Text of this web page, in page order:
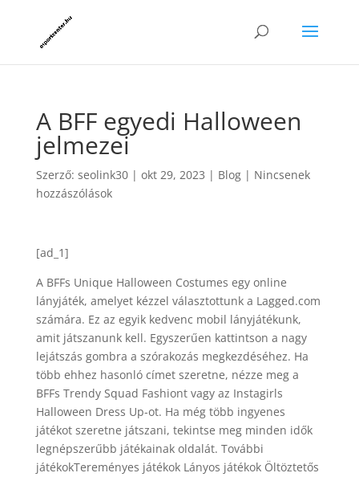
A BFF egyedi Halloween
jelmezei
Szerző: seolink30| okt 29, 2023 | Blog| Nincsenek
hozzászólások
[ad_1]
A BFFs Unique Halloween Costumes egy online
lányjáték, amelyet kézzel választottunk a Lagged.com
számára. Ez az egyik kedvenc mobil lányjátékunk,
amit játszanunk kell. Egyszerűen kattintson a nagy
lejátszás gombra a szórakozás megkezdéséhez. Ha
több ehhez hasonló címet szeretne, nézze meg a
BFFs Trendy Squad Fashiont vagy az Instagirls
Halloween Dress Up-ot. Ha még több ingyenes
játékot szeretne játszani, tekintse meg minden idők
legnépszerűbb játékainak oldalát. További
játékokTereményes játékok Lányos játékok Öltöztetős